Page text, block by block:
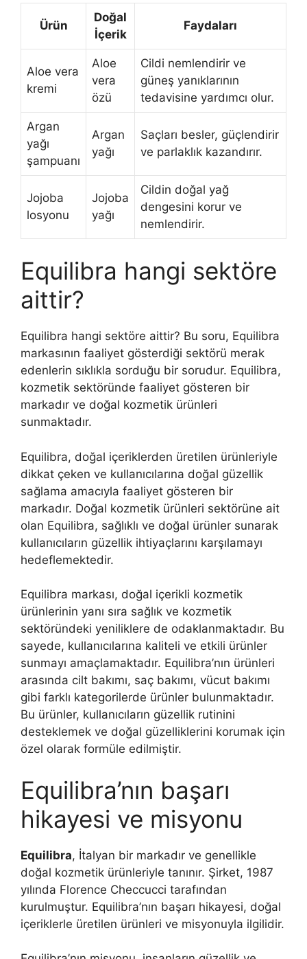
Ürün
Doğal
İçerik
Faydaları
Aloe vera
kremi
Aloe
vera
özü
Cildi nemlendirir ve
güneş yanıklarının
tedavisine yardımcı olur.
Argan
yağı
şampuanı
Argan
yağı
Saçları besler, güçlendirir
ve parlaklık kazandırır.
Jojoba
losyonu
Jojoba
yağı
Cildin doğal yağ
dengesini korur ve
nemlendirir.
Equilibra hangi sektöre
aittir?
Equilibra hangi sektöre aittir? Bu soru, Equilibra
markasının faaliyet gösterdiği sektörü merak
edenlerin sıklıkla sorduğu bir sorudur. Equilibra,
kozmetik sektöründe faaliyet gösteren bir
markadır ve doğal kozmetik ürünleri
sunmaktadır.
Equilibra, doğal içeriklerden üretilen ürünleriyle
dikkat çeken ve kullanıcılarına doğal güzellik
sağlama amacıyla faaliyet gösteren bir
markadır. Doğal kozmetik ürünleri sektörüne ait
olan Equilibra, sağlıklı ve doğal ürünler sunarak
kullanıcıların güzellik ihtiyaçlarını karşılamayı
hedeflemektedir.
Equilibra markası, doğal içerikli kozmetik
ürünlerinin yanı sıra sağlık ve kozmetik
sektöründeki yeniliklere de odaklanmaktadır. Bu
sayede, kullanıcılarına kaliteli ve etkili ürünler
sunmayı amaçlamaktadır. Equilibra’nın ürünleri
arasında cilt bakımı, saç bakımı, vücut bakımı
gibi farklı kategorilerde ürünler bulunmaktadır.
Bu ürünler, kullanıcıların güzellik rutinini
desteklemek ve doğal güzelliklerini korumak için
özel olarak formüle edilmiştir.
Equilibra’nın başarı
hikayesi ve misyonu
Equilibra, İtalyan bir markadır ve genellikle
doğal kozmetik ürünleriyle tanınır. Şirket, 1987
yılında Florence Checcucci tarafından
kurulmuştur. Equilibra’nın başarı hikayesi, doğal
içeriklerle üretilen ürünleri ve misyonuyla ilgilidir.